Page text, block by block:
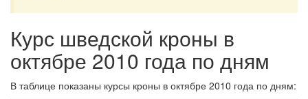
Курс шведской кроны в
октябре 2010 года по дням
В таблице показаны курсы кроны в октябре 2010 года по дням: